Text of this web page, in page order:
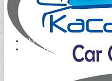
Home
Contact Us